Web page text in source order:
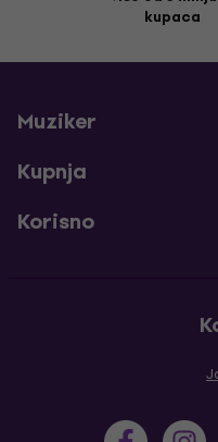
kupaca
Muziker
Kupnja
Korisno